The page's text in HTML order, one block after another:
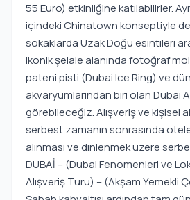
55 Euro) etkinliğine katılabilirler.
içindeki Chinatown konseptiyle
sokaklarda Uzak Doğu esintileri
ikonik şelale alanında fotoğraf
pateni pisti (Dubai Ice Ring) ve
akvaryumlarından biri olan Dubai
görebileceğiz. Alışveriş ve kişisel
serbest zamanın sonrasında
alınması ve dinlenmek üzere
DUBAİ – (Dubai Fenomenleri ve
Alışveriş Turu) – (Akşam Yemekli